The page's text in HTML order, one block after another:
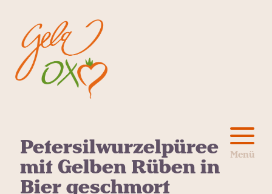
Petersilwurzelpüree
mit Gelben Rüben in
Bier geschmort